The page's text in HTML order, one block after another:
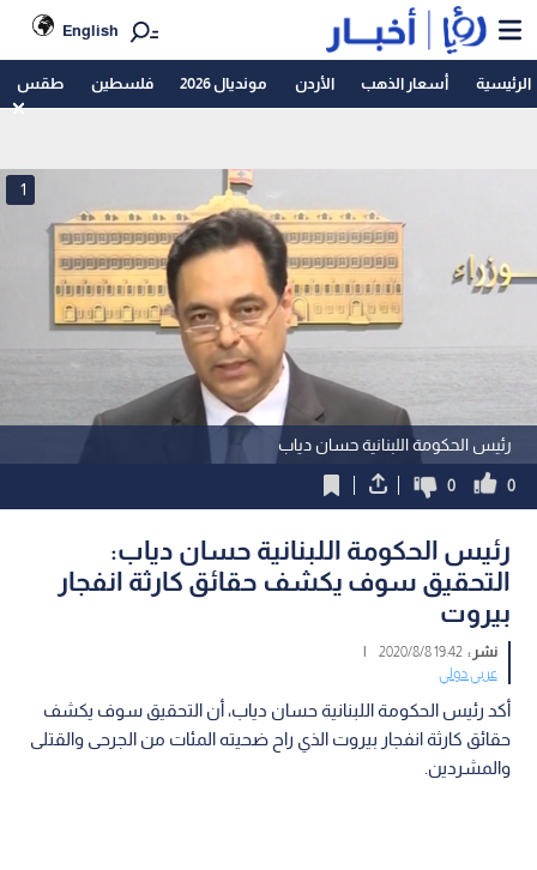
English
الرئيسية أسعار الذهب الأردن مونديال 2026 فلسطين طقس
رئيس الحكومة اللبنانية حسان دياب
1
0
0
رئيس الحكومة اللبنانية حسان دياب:
التحقيق سوف يكشف حقائق كارثة انفجار
بيروت
نشر :19:42 2020/8/8
|
عربي دولي
أكد رئيس الحكومة اللبنانية حسان دياب، أن التحقيق سوف يكشف
حقائق كارثة انفجار بيروت الذي راح ضحيته المئات من الجرحى والقتلى
والمشردين.